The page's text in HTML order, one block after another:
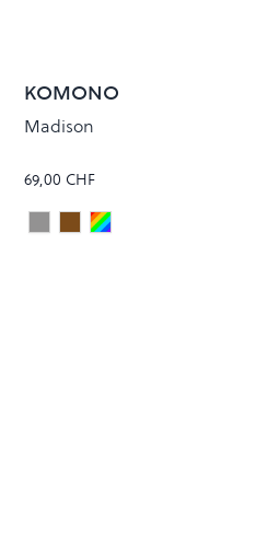
KOMONO
Madison
69,00 CHF
Colour
IronTortoise
Fern